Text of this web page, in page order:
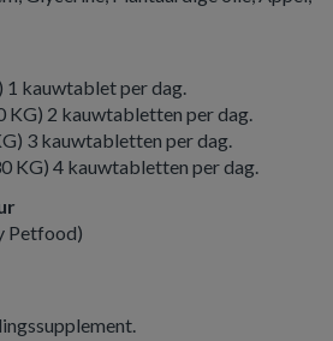
1 kauwtablet per dag.
KG) 2 kauwtabletten per dag.
3 kauwtabletten per dag.
KG) 4 kauwtabletten per dag.
Petfood)